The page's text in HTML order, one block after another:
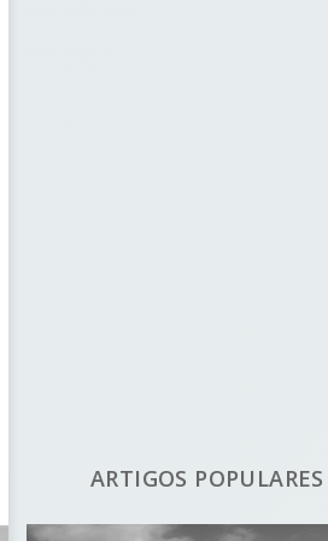
ARTIGOS POPULARES